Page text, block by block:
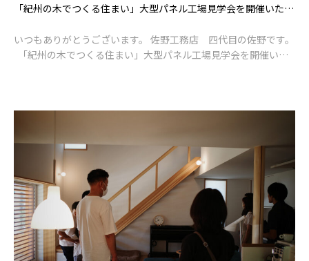
「紀州の木でつくる住まい」大型パネル工場見学会を開催いたし
いつもありがとうございます。 佐野工務店 四代目の佐野です。